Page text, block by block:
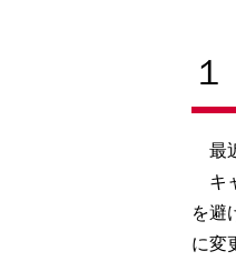
最
キ
を避
に変